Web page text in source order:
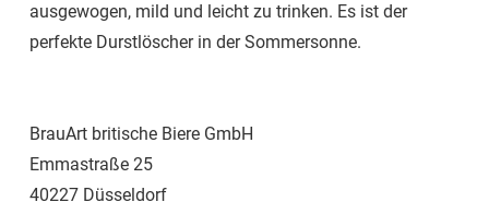
ausgewogen, mild und leicht zu trinken. Es ist der
perfekte Durstlöscher in der Sommersonne.
BrauArt britische Biere GmbH
Emmastraße 25
40227 Düsseldorf